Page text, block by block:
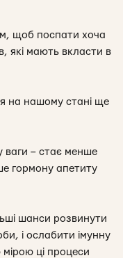
щоб поспати хоча
які мають вкласти в
на нашому стані ще
ваги – стає менше
гормону апетиту
шанси розвинути
і ослабити імунну
ці процеси